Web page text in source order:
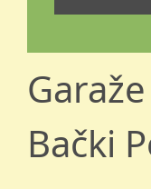
Bački